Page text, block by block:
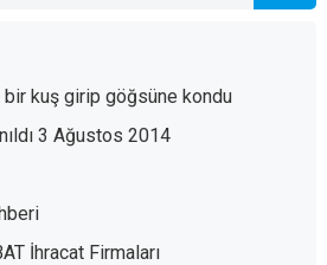
kuş girip göğsüne kondu
3 Ağustos 2014
İhracat Firmaları